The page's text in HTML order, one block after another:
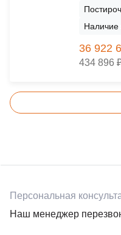
Наличие
36 922
434 896
Персональная
Наш менеджер